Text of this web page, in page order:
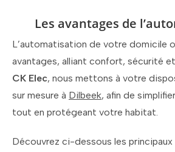
Les avantages de
L’automatisation de votre domicile
avantages, alliant confort, sécurité
CK Elec, nous mettons à votre
sur mesure à Dilbeek, afin de
tout en protégeant votre habitat.
Découvrez ci-dessous les principaux